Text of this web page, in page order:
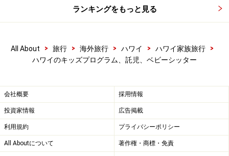
ケイキ・クラブで人気のアクティビティ「サンド・ボルケー
ホテル前に広がるプライベート感覚のビーチ、そして、
広い敷地と好条件の中で行われるザ・カハラのキッズプ
ログラム。魚釣りやカニ探し、スノーケルなどの海遊び
やレイ・メイキング＆フラ、キッズルームでの工作など
日替わりアクティビティで毎日開催。金曜は、ホノルル
ランキングをもっと見る
All About > 旅行 > 海外旅行 > ハワイ > ハワイ家族旅行
>
ハワイのキッズプログラム、託児、ベビーシッター
会社概要 採用情報
投資家情報 広告掲載
利用規約 プライバシーポリシー
All Aboutについて 著作権・商標・免責